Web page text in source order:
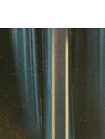
活動影像